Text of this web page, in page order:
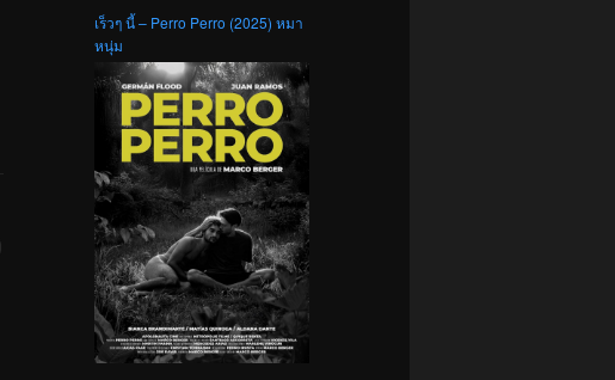
เร็วๆ นี้ – Perro Perro (2025) หมา
หนุ่ม